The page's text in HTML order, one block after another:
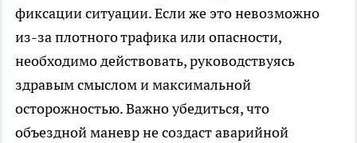
фиксации ситуации. Если же это невозможно
из-за плотного трафика или опасности,
необходимо действовать, руководствуясь
здравым смыслом и максимальной
осторожностью. Важно убедиться, что
объездной маневр не создаст аварийной